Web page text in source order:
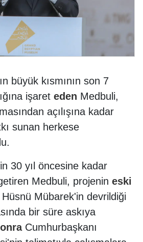
büyük kısmının son 7
işaret eden Medbuli,
açılışına kadar
sunan herkese
30 yıl öncesine kadar
Medbuli, projenin eski
Hüsnü Mübarek'in devrildiği
bir süre askıya
Cumhurbaşkanı